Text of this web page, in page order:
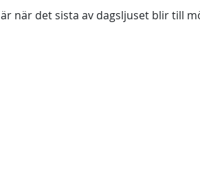
är när det sista av dagsljuset blir till